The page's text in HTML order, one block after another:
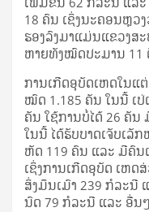
18 ຄົນ ເຊິ່ງ​ນະ­ຄອນ­ຫຼວ
ຮອງ​ລົງ​ມາ​ແມ່ນ​ແຂວງ​ສ
ຫາຍ​ທັງ​ໝົດ​ປະ­ມານ 11
ການ​ເກີດ​ອຸ­ບັດ­ເຫດ​ໃນ​ແ
ໝົດ 1.185 ຄັນ ໃນ​ນີ້ ເ
ຄັນ ໃຊ້​ການ​ບໍ່​ໄດ້ 26 ຄັນ
ໃນ​ນີ້ ໄດ້​ຮັບ​ບາດ­ເຈັບ​ເ
ຫັດ 119 ຄົນ ແລະ ມີ​ຄົນ​
ເຊິ່ງ​ການ​ເກີດ​ອຸ­ບັດ ເຫ
ສິ່ງ​ມຶນ­ເມົາ 239 ກໍ­ລະ­ນີ
ນົດ 79 ກໍ­ລະ­ນີ ແລະ ອື່ນ